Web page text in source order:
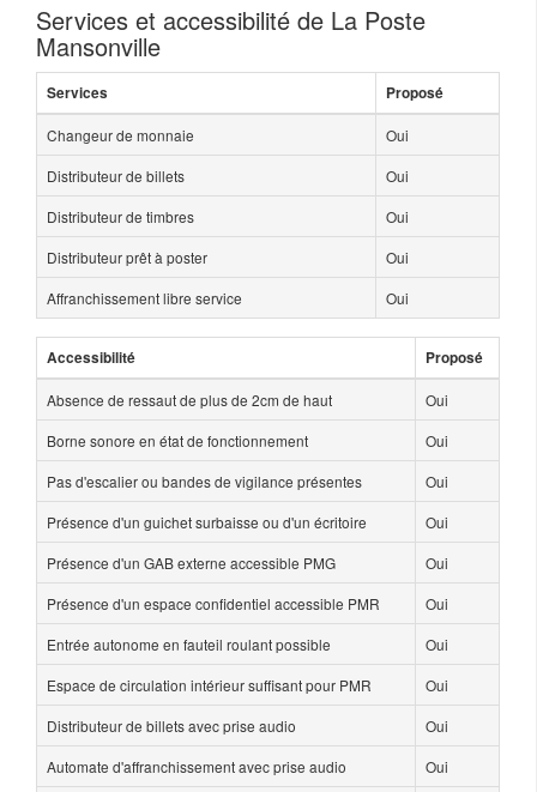
Services et accessibilité de La Poste
Mansonville
Services Proposé
Changeur de monnaie
Oui
Distributeur de billets
Oui
Distributeur de timbres
Oui
Distributeur prêt à poster
Oui
Affranchissement libre service
Oui
Accessibilité Proposé
Absence de ressaut de plus de 2cm de haut
Oui
Borne sonore en état de fonctionnement
Oui
Pas d'escalier ou bandes de vigilance présentes
Oui
Présence d'un guichet surbaisse ou d'un écritoire
Oui
Présence d'un GAB externe accessible PMG
Oui
Présence d'un espace confidentiel accessible PMR
Oui
Entrée autonome en fauteil roulant possible
Oui
Espace de circulation intérieur suffisant pour PMR
Oui
Distributeur de billets avec prise audio
Oui
Automate d'affranchissement avec prise audio
Oui